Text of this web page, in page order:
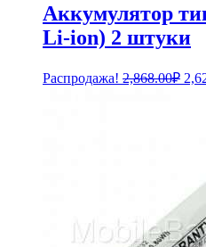
Аккумулятор
Li-ion) 2 штуки
Распродажа! 2,868.00₽